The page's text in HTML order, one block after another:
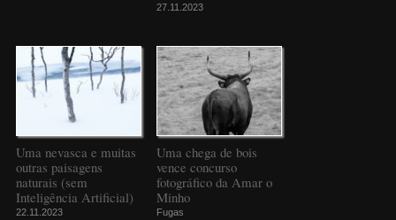
27.11.2023
Uma nevasca e muitas
outras paisagens
naturais (sem
Inteligência Artificial)
22.11.2023
Uma chega de bois
vence concurso
fotográfico da Amar o
Minho
Fugas